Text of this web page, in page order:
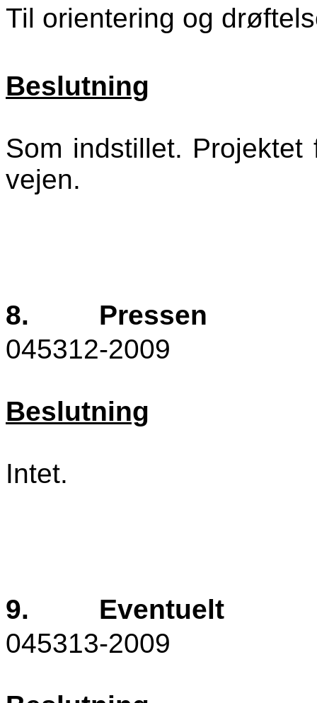
Til orientering og
Beslutning
Som indstillet.
vejen.
8.
Pressen
045312-2009
Beslutning
Intet.
9.
Eventuelt
045313-2009